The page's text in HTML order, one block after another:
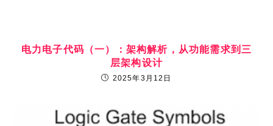
电力电子代码（一）：架构解析，从功能需求到三
层架构设计
2025年3月12日